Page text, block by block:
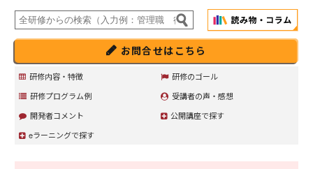
お問合せはこちら
研修内容・特徴
研修のゴール
研修プログラム例
受講者の声・感想
開発者コメント
公開講座で探す
eラーニングで探す